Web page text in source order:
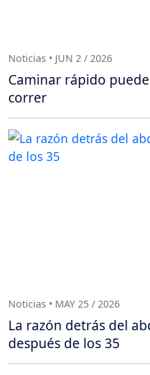
Noticias • JUN 2 / 2026
Caminar rápido
correr
Noticias • MAY 25 / 2026
La razón detrás del
después de los 35